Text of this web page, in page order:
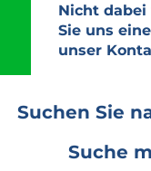
Nicht dabei
Sie uns
unser
Suchen Sie
Suche